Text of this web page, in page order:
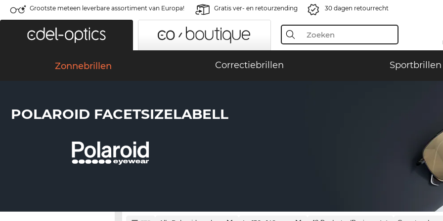
Grootste meteen leverbare assortiment van Europa! Gratis ver- en retourzending 30 dagen retourrecht
Zonnebrillen Correctiebrillen Sportbrillen
POLAROID FACETSIZELABELL